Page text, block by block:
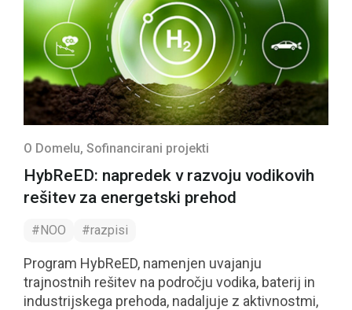
O Domelu, Sofinancirani projekti
HybReED: napredek v razvoju vodikovih
rešitev za energetski prehod
#NOO #razpisi
Program HybReED, namenjen uvajanju
trajnostnih rešitev na področju vodika, baterij in
industrijskega prehoda, nadaljuje z aktivnostmi,